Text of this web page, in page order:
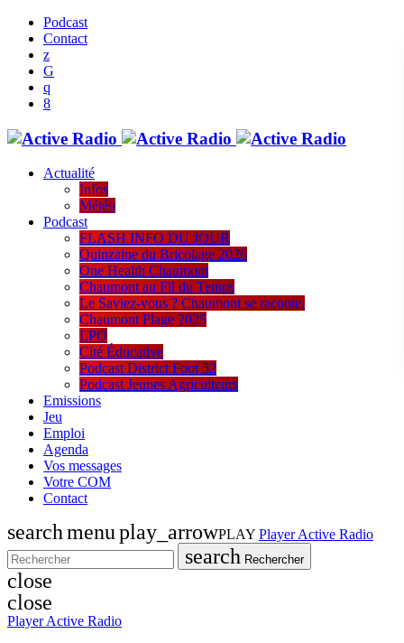
Podcast
Contact
Actualité
Infos
Météo
Podcast
FLASH INFO DU JOUR
Quinzaine du Bricolage 2026
One Health Chaumont
Chaumont au Fil du Temps
Le Saviez-vous ? Chaumont se raconte.
Chaumont Plage 2025
LPO
Cité Éducative
Podcast District Foot 52
Podcast Jeunes Agriculteurs
Emissions
Jeu
Emploi
Agenda
Vos messages
Votre COM
Contact
searchmenuplay_arrowPLAY Player Active Radio
search Rechercher
close
close
Player Active Radio